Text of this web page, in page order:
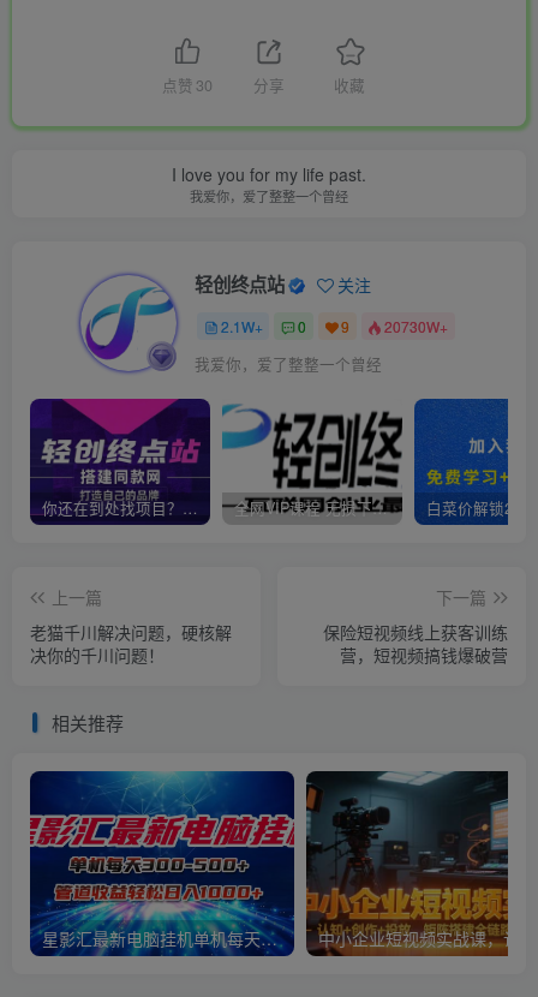
点赞 30 分享 收藏
I love you for my life past.
我爱你，爱了整整一个曾经
轻创终点站 关注
2.1W+ 0 9 20730W+
我爱你，爱了整整一个曾经
你还在到处找项目？还在当韭菜？我靠卖项目一个月收入5万+，曾经我也是个失败者。 全网VIP课程 无损下载~
上一篇
老猫千川解决问题，硬核解
决你的千川问题！
下一篇
保险短视频线上获客训练
营，短视频搞钱爆破营
相关推荐
星影汇最新电脑挂机单机每天300+团队管道收益轻松日入1000+